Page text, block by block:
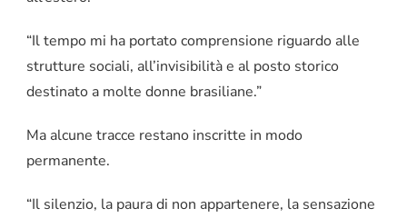
“Il tempo mi ha portato comprensione riguardo alle
strutture sociali, all’invisibilità e al posto storico
destinato a molte donne brasiliane.”
Ma alcune tracce restano inscritte in modo
permanente.
“Il silenzio, la paura di non appartenere, la sensazione